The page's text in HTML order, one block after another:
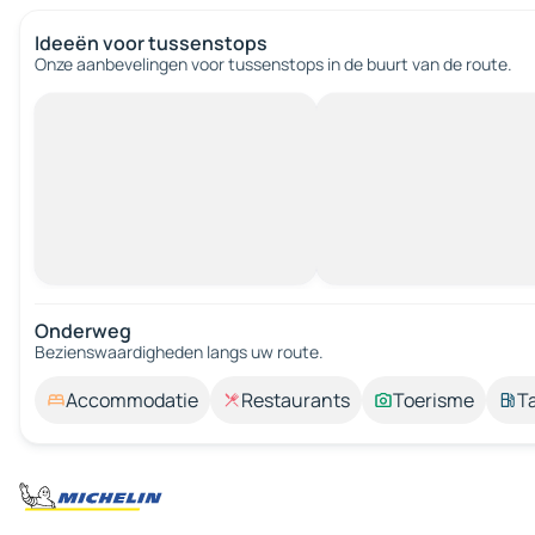
Ideeën voor tussenstops
Onze aanbevelingen voor tussenstops in de buurt van de route.
Onderweg
Bezienswaardigheden langs uw route.
Accommodatie Restaurants Toerisme